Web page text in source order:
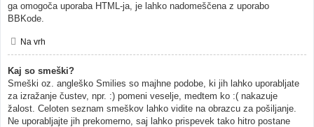
ga omogoča uporaba HTML-ja, je lahko nadomeščena z uporabo
BBKode.
Na vrh
Kaj so smeški?
Smeški oz. angleško Smilies so majhne podobe, ki jih lahko uporabljate
za izražanje čustev, npr. :) pomeni veselje, medtem ko :( nakazuje
žalost. Celoten seznam smeškov lahko vidite na obrazcu za pošiljanje.
Ne uporabljajte jih prekomerno, saj lahko prispevek tako hitro postane